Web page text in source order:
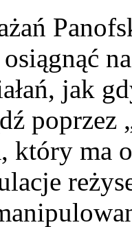
jak
poprzez
który